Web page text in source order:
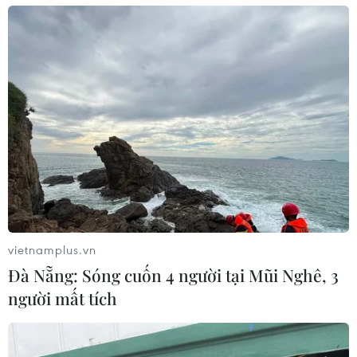
Ngôn ngữ
TTXVN
Liên hệ
Giấy phép số: 1374/GP-BTTTT do Bộ Thông tin và Truyền thông
cấp ngày 11/9/2008.
Quảng cáo: Phó TBT Nguyễn Thị Tám: 093.5958688, Email:
tamvna@gmail.com
Điện thoại: (024) 39411349 - (024) 39411348, Fax: (024)
39411348
Email:vietnamplus2008@gmail.com
© Bản quyền thuộc về VietnamPlus, TTXVN. Cấm sao chép dưới
mọi hình thức nếu không có sự chấp thuận bằng văn bản.
vietnamplus.vn
Đà Nẵng: Sóng cuốn 4 người tại Mũi Nghê, 3
người mất tích